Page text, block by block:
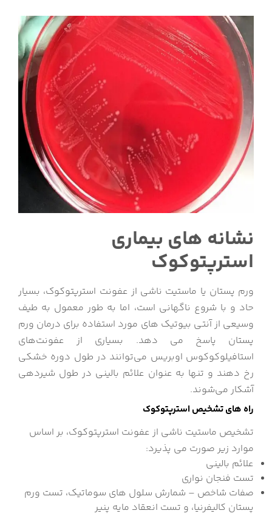
نشانه های بیماری
استرپتوکوک
ورم پستان یا ماستیت ناشی از عفونت استرپتوكوك، بسیار
حاد و با شروع ناگهانی است، اما به طور معمول به طیف
وسیعی از آنتی بیوتیک های مورد استفاده برای درمان ورم
پستان پاسخ می دهد. بسیاری از عفونت‌های
استافیلوکوکوس اوبریس می‌توانند در طول دوره خشکی
رخ دهند و تنها به عنوان علائم بالینی در طول شیردهی
آشکار می‌شوند.
راه های تشخیص استرپتوکوک
تشخیص ماستیت ناشی از عفونت استرپتوكوك، بر اساس
موارد زیر صورت می پذیرد:
علائم بالینی
تست فنجان نواری
صفات شاخص – شمارش سلول های سوماتیک، تست ورم
پستان کالیفرنیا، و تست انعقاد مایه پنیر